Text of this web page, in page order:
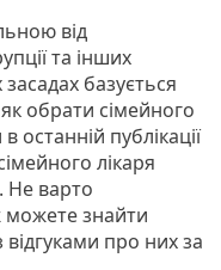
від
та інших
базується
обрати сімейного
останній публікації
лікаря
Не варто
можете знайти
відгуками про них за